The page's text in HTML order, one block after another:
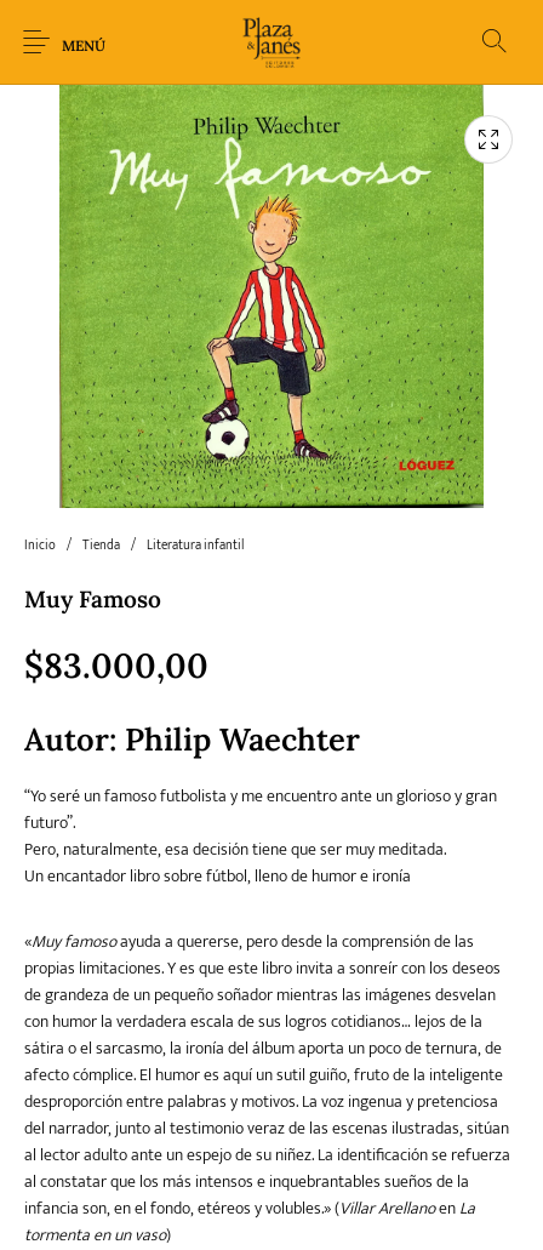
MENÚ
Novedades Arqueología Arte Biografía
Ciencia Crimen Thriller Cuento Ecolibros
Fantasía Ficción Filosofía Gastronomía
Historia Horror
Humor gráfico-
Comic
Literatura infantil
Literatura juvenil
Salud y Bienestar
Inicio / Tienda / Literatura infantil
Muy Famoso
$83.000,00
Autor: Philip Waechter
“Yo seré un famoso futbolista y me encuentro ante un glorioso y gran
futuro”.
Pero, naturalmente, esa decisión tiene que ser muy meditada.
Un encantador libro sobre fútbol, lleno de humor e ironía
«Muy famosoayuda a quererse, pero desde la comprensión de las
propias limitaciones. Y es que este libro invita a sonreír con los deseos
de grandeza de un pequeño soñador mientras las imágenes desvelan
con humor la verdadera escala de sus logros cotidianos… lejos de la
sátira o el sarcasmo, la ironía del álbum aporta un poco de ternura, de
afecto cómplice. El humor es aquí un sutil guiño, fruto de la inteligente
desproporción entre palabras y motivos. La voz ingenua y pretenciosa
del narrador, junto al testimonio veraz de las escenas ilustradas, sitúan
al lector adulto ante un espejo de su niñez. La identificación se refuerza
al constatar que los más intensos e inquebrantables sueños de la
infancia son, en el fondo, etéreos y volubles.» (Villar ArellanoenLa
tormenta en un vaso)